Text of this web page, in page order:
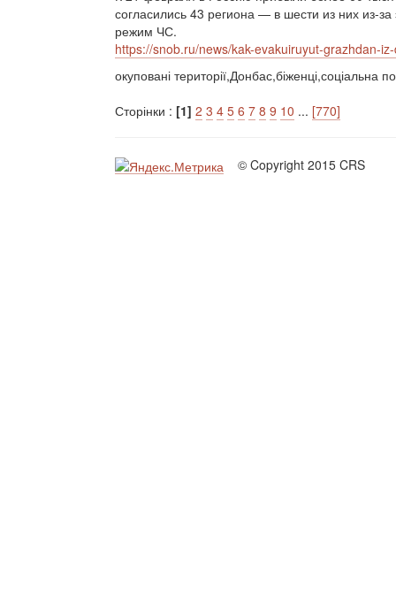
согласились 43 региона — в шести из них из-
режим ЧС.
https://snob.ru/news/kak-evakuiruyut-grazhdan-
окуповані території,Донбас,біженці,соціальна
Сторінки : [1] 2 3 4 5 6 7 8 9 10 ... [770]
© Copyright 2015 CRS